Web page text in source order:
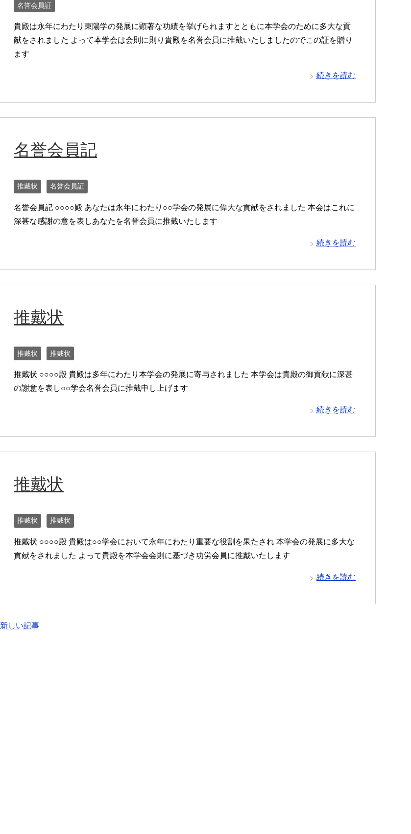
名誉会員証
貴殿は永年にわたり東陽学の発展に顕著な功績を挙げられますとともに本学会のために多大な貢
献をされました よって本学会は会則に則り貴殿を名誉会員に推戴いたしましたのでこの証を贈り
ます
続きを読む
名誉会員記
推戴状 名誉会員証
名誉会員記 ○○○○殿 あなたは永年にわたり○○学会の発展に偉大な貢献をされました 本会はこれに
深甚な感謝の意を表しあなたを名誉会員に推戴いたします
続きを読む
推戴状
推戴状 推戴状
推戴状 ○○○○殿 貴殿は多年にわたり本学会の発展に寄与されました 本学会は貴殿の御貢献に深甚
の謝意を表し○○学会名誉会員に推戴申し上げます
続きを読む
推戴状
推戴状 推戴状
推戴状 ○○○○殿 貴殿は○○学会において永年にわたり重要な役割を果たされ 本学会の発展に多大な
貢献をされました よって貴殿を本学会会則に基づき功労会員に推戴いたします
続きを読む
新しい記事